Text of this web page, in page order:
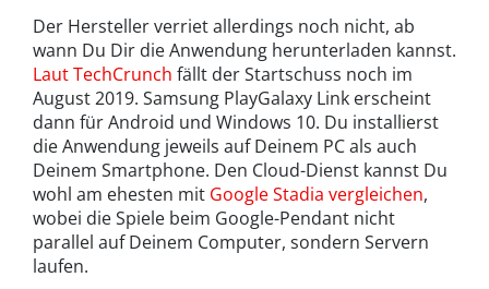
Der Hersteller verriet allerdings noch nicht, ab
wann Du Dir die Anwendung herunterladen kannst.
Laut TechCrunch fällt der Startschuss noch im
August 2019. Samsung PlayGalaxy Link erscheint
dann für Android und Windows 10. Du installierst
die Anwendung jeweils auf Deinem PC als auch
Deinem Smartphone. Den Cloud-Dienst kannst Du
wohl am ehesten mit Google Stadia vergleichen,
wobei die Spiele beim Google-Pendant nicht
parallel auf Deinem Computer, sondern Servern
laufen.